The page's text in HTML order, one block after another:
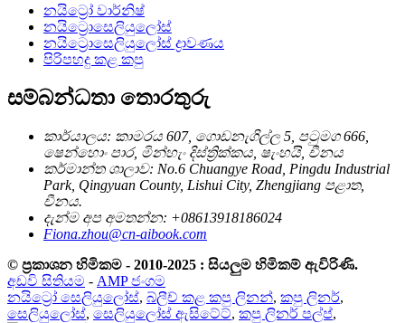
නයිට්‍රෝ වාර්නිෂ්
නයිට්‍රොසෙලියුලෝස්
නයිට්‍රොසෙලියුලෝස් ද්‍රාවණය
පිරිපහදු කළ කපු
සම්බන්ධතා තොරතුරු
කාර්යාලය: කාමරය 607, ගොඩනැගිල්ල 5, පටුමග 666,
ෂෙන්හොං පාර, මින්හැං දිස්ත්‍රික්කය, ෂැංහයි, චීනය
කර්මාන්ත ශාලාව: No.6 Chuangye Road, Pingdu Industrial
Park, Qingyuan County, Lishui City, Zhengjiang පළාත,
චීනය.
දැන්ම අප අමතන්න: +08613918186024
Fiona.zhou@cn-aibook.com
© ප්‍රකාශන හිමිකම - 2010-2025 : සියලුම හිමිකම් ඇවිරිණි.
අඩවි සිතියම - AMP ජංගම
නයිට්‍රෝ සෙලියුලෝස්, බ්ලීච් කළ කපු ලිනන්, කපු ලිනර්,
සෙලියුලෝස්, සෙලියුලෝස් ඇසිටේට්, කපු ලිනර් පල්ප්,